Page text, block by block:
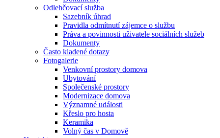
Odlehčovací služba
Sazebník úhrad
Pravidla odmítnutí zájemce o službu
Práva a povinnosti uživatele sociálních služeb
Dokumenty
Často kladené dotazy
Fotogalerie
Venkovní prostory domova
Ubytování
Společenské prostory
Modernizace domova
Významné události
Křeslo pro hosta
Keramika
Volný čas v Domově